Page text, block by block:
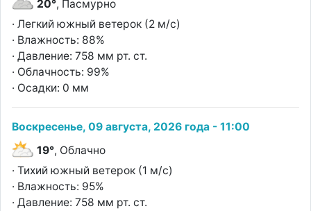
20°, Пасмурно
· Легкий южный ветерок (2 м/с)
· Влажность: 88%
· Давление: 758 мм рт. ст.
· Облачность: 99%
· Осадки: 0 мм
Воскресенье, 09 августа, 2026 года - 11:00
19°, Облачно
· Тихий южный ветерок (1 м/с)
· Влажность: 95%
· Давление: 758 мм рт. ст.